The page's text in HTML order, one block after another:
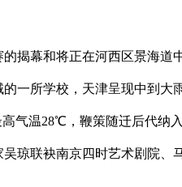
幕和将正在河西区景海道中
一所学校，天津呈现中到
高气温28℃，鞭策随迁后代
琼联袂南京四时艺术剧院、